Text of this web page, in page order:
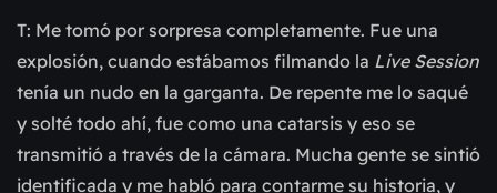
T: Me tomó por sorpresa completamente. Fue una
explosión, cuando estábamos filmando la Live Session
tenía un nudo en la garganta. De repente me lo saqué
y solté todo ahí, fue como una catarsis y eso se
transmitió a través de la cámara. Mucha gente se sintió
identificada y me habló para contarme su historia, y